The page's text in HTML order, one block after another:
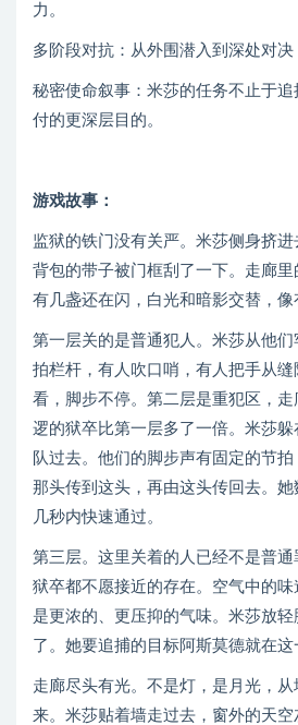
力。
多阶段对抗：从外围潜入到深处对决
秘密使命叙事：米莎的任务不止于
付的更深层目的。
游戏故事：
监狱的铁门没有关严。米莎侧身挤进
背包的带子被门框刮了一下。走廊里
有几盏还在闪，白光和暗影交替，像
第一层关的是普通犯人。米莎从他们
拍栏杆，有人吹口哨，有人把手从
看，脚步不停。第二层是重犯区，
逻的狱卒比第一层多了一倍。米莎
队过去。他们的脚步声有固定的节
那头传到这头，再由这头传回去。
几秒内快速通过。
第三层。这里关着的人已经不是普
狱卒都不愿接近的存在。空气中的味
是更浓的、更压抑的气味。米莎放
了。她要追捕的目标阿斯莫德就在这
走廊尽头有光。不是灯，是月光，
来。米莎贴着墙走过去，窗外的天空